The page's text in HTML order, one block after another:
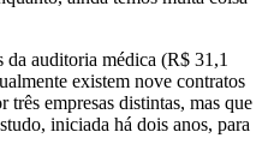
da auditoria médica (R$ 31,1
existem nove contratos
três empresas distintas, mas que
iniciada há dois anos, para